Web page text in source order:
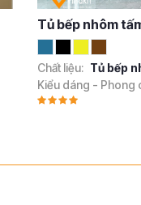
Tủ bếp nhôm
Chất liệu: Tủ bếp
Kiểu dáng - Phong